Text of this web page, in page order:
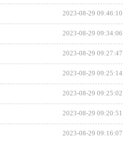
2023-08-29 09:46:10
2023-08-29 09:34:06
2023-08-29 09:27:47
2023-08-29 09:25:14
2023-08-29 09:25:02
2023-08-29 09:20:51
2023-08-29 09:16:07